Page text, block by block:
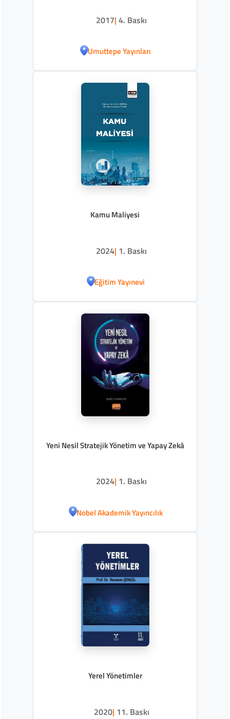
2017| 4. Baskı
Umuttepe Yayınları
Kamu Maliyesi
2024| 1. Baskı
Eğitim Yayınevi
Yeni Nesil Stratejik Yönetim ve Yapay Zekâ
2024| 1. Baskı
Nobel Akademik Yayıncılık
Yerel Yönetimler
2020| 11. Baskı